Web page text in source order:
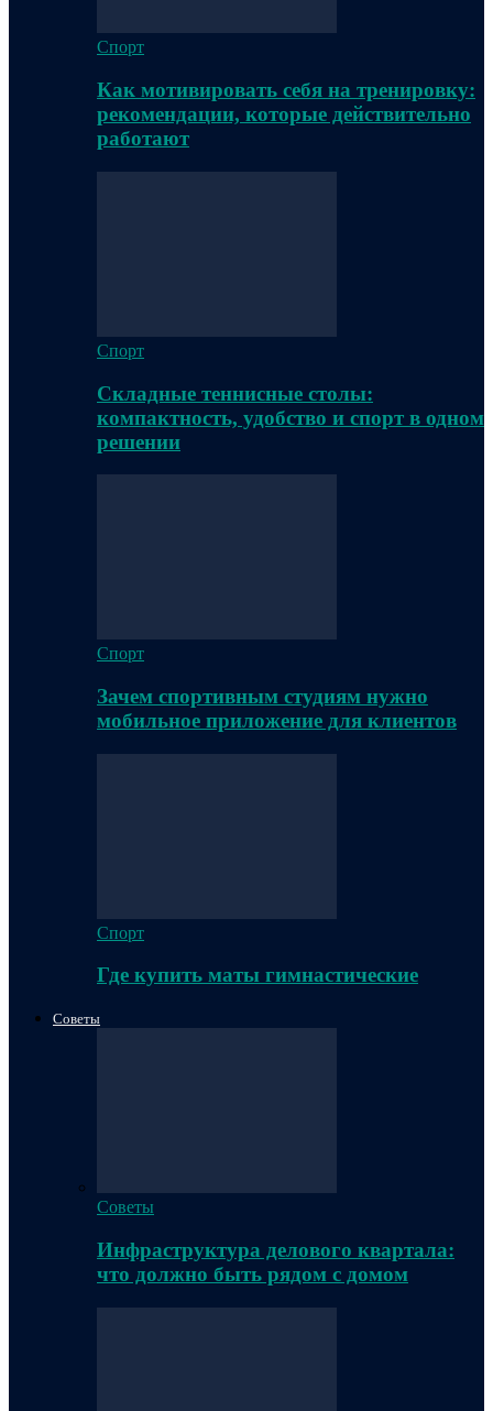
Спорт
Как мотивировать себя на тренировку:
рекомендации, которые действительно
работают
Спорт
Складные теннисные столы:
компактность, удобство и спорт в одном
решении
Спорт
Зачем спортивным студиям нужно
мобильное приложение для клиентов
Спорт
Где купить маты гимнастические
Советы
Советы
Инфраструктура делового квартала:
что должно быть рядом с домом